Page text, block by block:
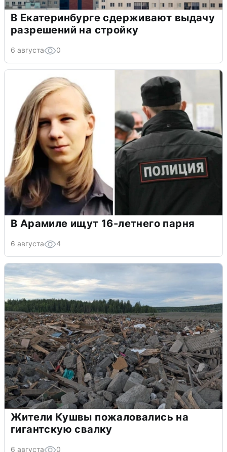
В Екатеринбурге сдерживают выдачу
разрешений на стройку
6 августа 0
В Арамиле ищут 16-летнего парня
6 августа 4
Жители Кушвы пожаловались на
гигантскую свалку
6 августа 0